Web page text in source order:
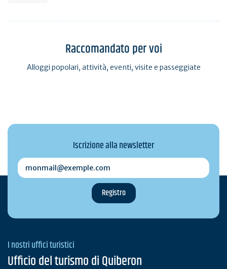
Raccomandato per voi
Alloggi popolari, attività, eventi, visite e passeggiate
Iscrizione alla newsletter
monmail@exemple.com
I nostri uffici turistici
Ufficio del turismo di Quiberon